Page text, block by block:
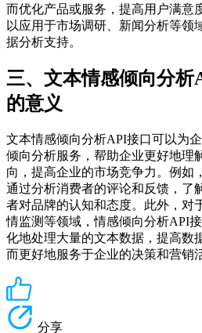
而优化产品或服务，提高用户满意
以应用于市场调研、新闻分析等领
据分析支持。
三、文本情感倾向分
的意义
文本情感倾向分析API接口可以为
倾向分析服务，帮助企业更好地理
向，提高企业的市场竞争力。例如
通过分析消费者的评论和反馈，了
者对品牌的认知和态度。此外，对
情监测等领域，情感倾向分析API
化地处理大量的文本数据，提高数
而更好地服务于企业的决策和营销
分享